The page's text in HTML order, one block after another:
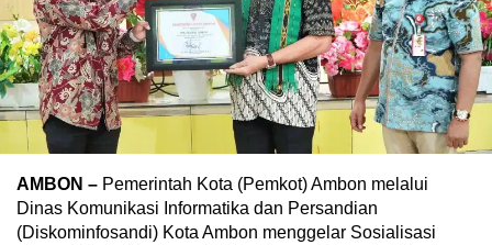
AMBON – Pemerintah Kota (Pemkot) Ambon melalui
Dinas Komunikasi Informatika dan Persandian
(Diskominfosandi) Kota Ambon menggelar Sosialisasi